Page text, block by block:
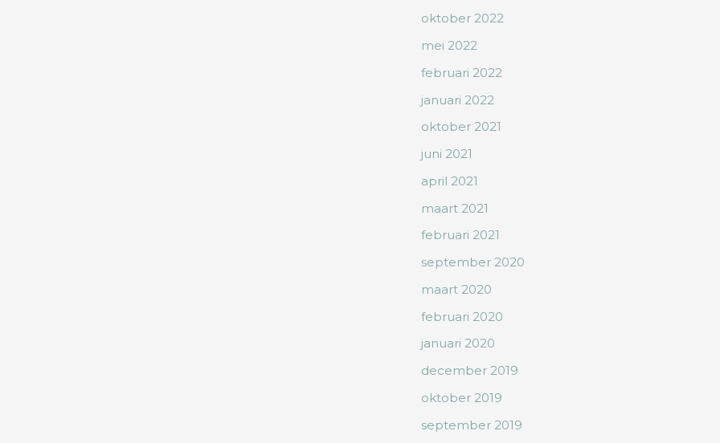
oktober 2022
mei 2022
februari 2022
januari 2022
oktober 2021
juni 2021
april 2021
maart 2021
februari 2021
september 2020
maart 2020
februari 2020
januari 2020
december 2019
oktober 2019
september 2019